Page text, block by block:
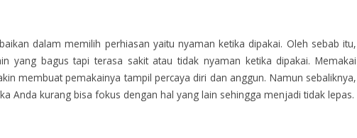
dalam memilih perhiasan yaitu nyaman ketika dipakai. Oleh sebab itu,
yang bagus tapi terasa sakit atau tidak nyaman ketika dipakai. Memakai
membuat pemakainya tampil percaya diri dan anggun. Namun sebaliknya,
Anda kurang bisa fokus dengan hal yang lain sehingga menjadi tidak lepas.